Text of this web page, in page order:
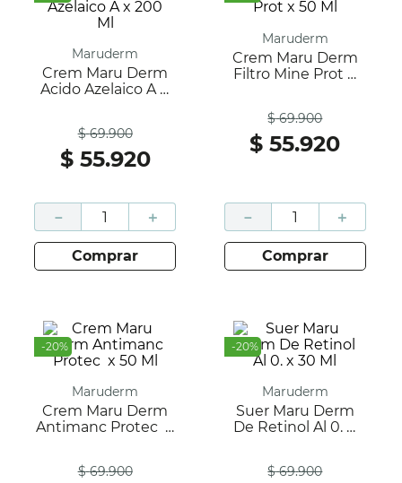
Maruderm
Crem Maru Derm
Acido Azelaico A X
$ 69.900
$ 55.920
＋
－
comprar
Maruderm
Crem Maru Derm
Filtro Mine Prot X
$ 69.900
$ 55.920
＋
－
comprar
-20%
Maruderm
Crem Maru Derm
Antimanc Protec X
$ 69.900
-20%
Maruderm
Suer Maru Derm
De Retinol Al 0. X
$ 69.900